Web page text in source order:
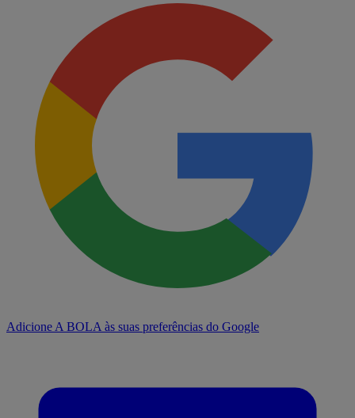
Adicione A BOLA às suas preferências do Google